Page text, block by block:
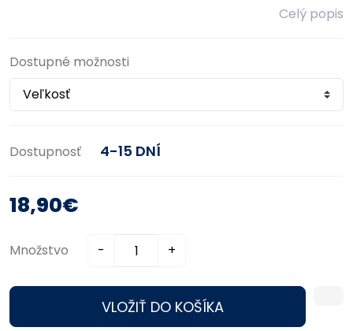
Celý popis
Dostupné možnosti
Dostupnosť 4-15 DNÍ
18,90€
Množstvo - +
VLOŽIŤ DO KOŠÍKA